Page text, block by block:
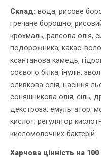
Склад: вода, рисове
гречане борошно,
крохмаль, рапсова олія,
подорожника, какао-
ксантанова камедь,
соєвого білка, інулін,
оливкова олія, насіння
соняшникова олія, сіль,
декстроза, емульгатор:
кислот; регулятор
кисломолочних бактерій
Харчова цінність на 100